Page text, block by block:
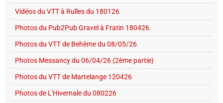
Vidéos du VTT à Rulles du 180126
Photos du Pub2Pub Gravel à Fratin 180426.
Photos du VTT de Behème du 08/05/26
Photos Messancy du 06/04/26 (2ème partie)
Photos du VTT de Martelange 120426
Photos de L'Hivernale du 080226